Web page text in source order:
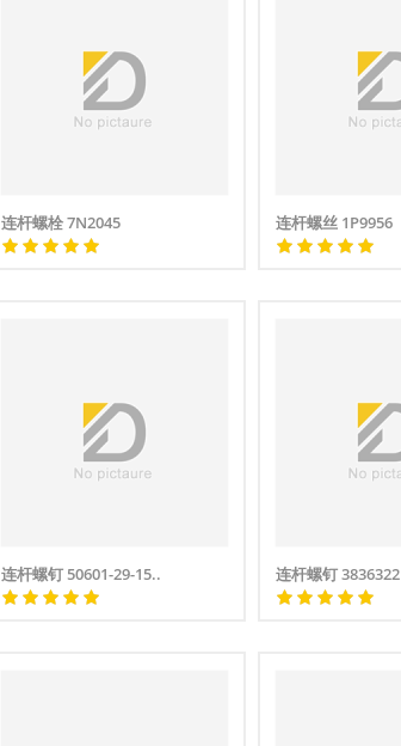
连杆螺栓 7N2045 连杆螺丝 1P9956
连杆螺钉 50601-29-15.. 连杆螺钉 3836322